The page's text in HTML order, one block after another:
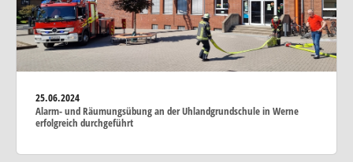
25.06.2024
Alarm- und Räumungsübung an der Uhlandgrundschule in Werne
erfolgreich durchgeführt